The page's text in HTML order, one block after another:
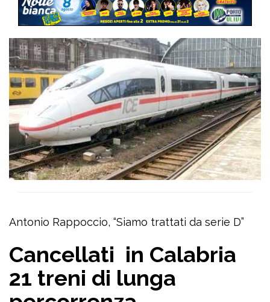
Antonio Rappoccio, “Siamo trattati da serie D”
Cancellati in Calabria
21 treni di lunga